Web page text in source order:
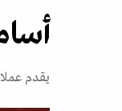
يقدم